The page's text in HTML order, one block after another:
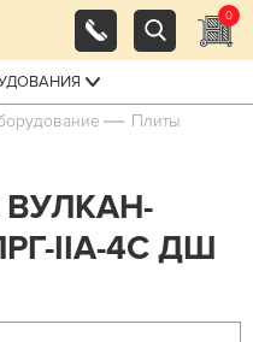
0
Плиты
IIA-4С ДШ